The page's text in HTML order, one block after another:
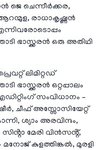
ചെന്നീർക്കര,
രാധാകൃഷ്ണൻ
ഭാസ്ക്കരൻ ഒരു അതിഥി
ലിമിറ്റഡ്
ഭാസ്ക്കരൻ ഒറ്റപ്പാലം
സംവിധാനം –
ചീഫ് അസ്സോസിയേറ്റ്
ശ്യാം അരവിന്ദം,
മേരി വിൻസൻ്റ്,
മനോജ് കുളത്തിങ്കൽ, മുരളി